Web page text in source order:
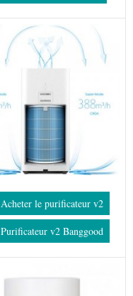
Acheter le purificateur v2
Purificateur v2 Banggood